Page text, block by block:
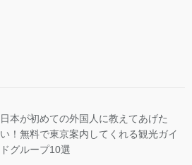
日本が初めての外国人に教えてあげた
い！無料で東京案内してくれる観光ガイ
ドグループ10選